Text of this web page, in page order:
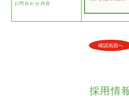
お問合わせ内容
採用情